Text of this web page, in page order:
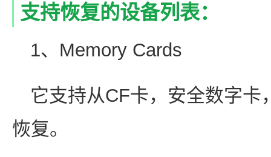
支持恢复的设备列表：
1、Memory Cards
它支持从CF卡，安全数字
恢复。